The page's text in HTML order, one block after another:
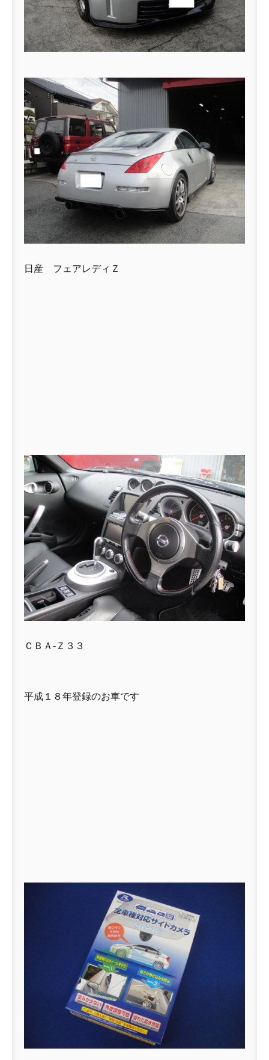
日産 フェアレディＺ
ＣＢＡ-Ｚ３３
平成１８年登録のお車です